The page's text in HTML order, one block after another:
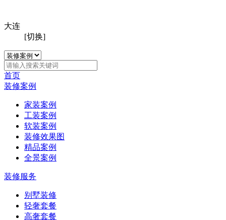
大连
[切换]
首页
装修案例
家装案例
工装案例
软装案例
装修效果图
精品案例
全景案例
装修服务
别墅装修
轻奢套餐
高奢套餐